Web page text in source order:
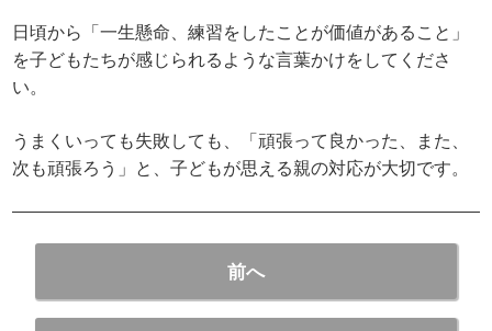
日頃から「一生懸命、練習をしたことが価値があること」
を子どもたちが感じられるような言葉かけをしてくださ
い。
うまくいっても失敗しても、「頑張って良かった、また、
次も頑張ろう」と、子どもが思える親の対応が大切です。
前へ